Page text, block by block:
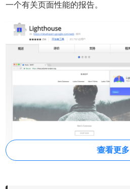
一个有关页面性能的报告。
查看更多